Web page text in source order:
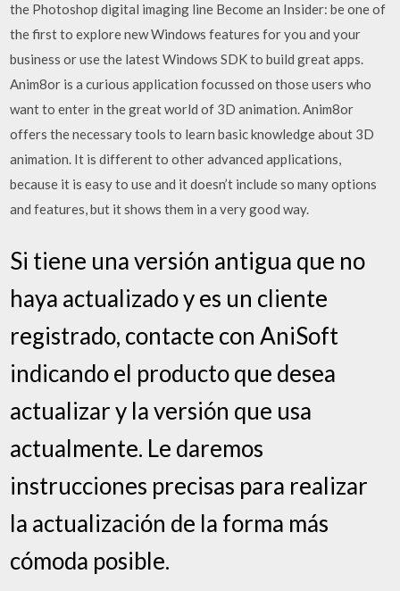
the Photoshop digital imaging line Become an Insider: be one of
the first to explore new Windows features for you and your
business or use the latest Windows SDK to build great apps.
Anim8or is a curious application focussed on those users who
want to enter in the great world of 3D animation. Anim8or
offers the necessary tools to learn basic knowledge about 3D
animation. It is different to other advanced applications,
because it is easy to use and it doesn’t include so many options
and features, but it shows them in a very good way.
Si tiene una versión antigua que no
haya actualizado y es un cliente
registrado, contacte con AniSoft
indicando el producto que desea
actualizar y la versión que usa
actualmente. Le daremos
instrucciones precisas para realizar
la actualización de la forma más
cómoda posible.